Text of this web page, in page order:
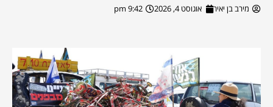
מירב בן יאיר אוגוסט 4, 2026 9:42 pm